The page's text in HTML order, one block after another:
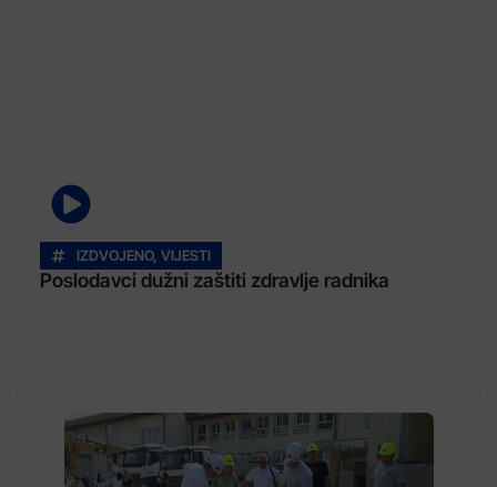
IZDVOJENO, VIJESTI
Poslodavci dužni zaštiti zdravlje radnika